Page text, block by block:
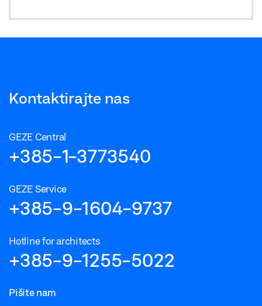
Kontaktirajte nas
GEZE Central
+385-1-3773540
GEZE Service
+385-9-1604-9737
Hotline for architects
+385-9-1255-5022
Pišite nam